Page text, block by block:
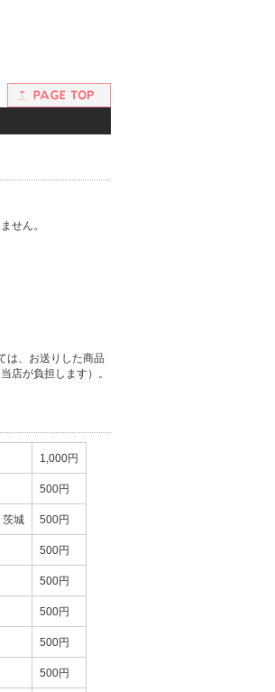
せん。
は、お送りした商品
店が負担します）。
1,000円
500円
城 500円
500円
500円
500円
500円
500円